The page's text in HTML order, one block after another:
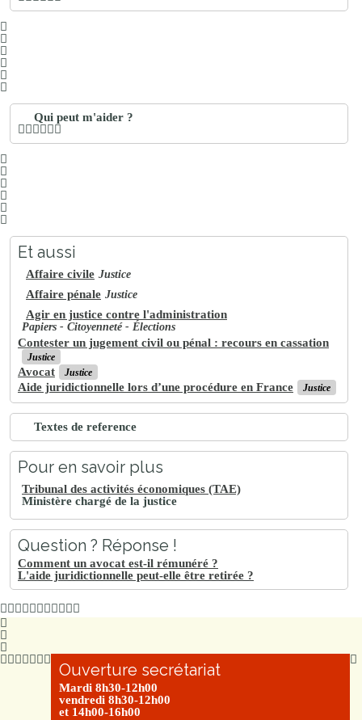
Qui peut m'aider ?
Et aussi
Affaire civile Justice
Affaire pénale Justice
Agir en justice contre l'administration
Papiers - Citoyenneté - Élections
Contester un jugement civil ou pénal : recours en cassation
Justice
Avocat Justice
Aide juridictionnelle lors d’une procédure en France Justice
Textes de reference
Pour en savoir plus
Tribunal des activités économiques (TAE)
Ministère chargé de la justice
Question ? Réponse !
Comment un avocat est-il rémunéré ?
L'aide juridictionnelle peut-elle être retirée ?
Ouverture secrétariat
Mardi 8h30-12h00
vendredi 8h30-12h00
et 14h00-16h00